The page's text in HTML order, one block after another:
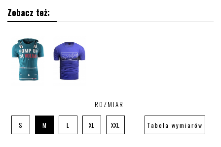
Zobacz też:
ROZMIAR
S M L XL XXL Tabela wymiarów